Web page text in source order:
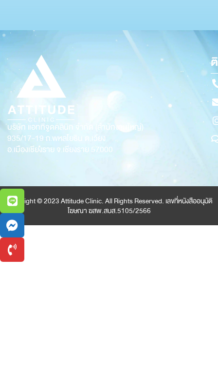
บริษัท แอททิจูดคลินิก จำกัด (สำนักงานใหญ่)
935/17-19 ถ.พหลโยธิน ต.เวียง
อ.เมืองเชียงราย จ.เชียงราย 57000
Copyright © 2023 Attitude Clinic. All Rights Reserved. เลขที่หนังสืออนุมัติ
โฆษณา ฆสพ.สบส.5105/2566